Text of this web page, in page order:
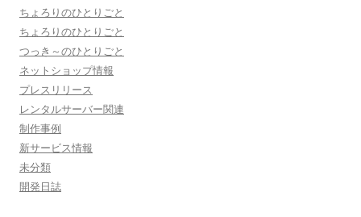
ちょろりのひとりごと
ちょろりのひとりごと
つっき～のひとりごと
ネットショップ情報
プレスリリース
レンタルサーバー関連
制作事例
新サービス情報
未分類
開発日誌